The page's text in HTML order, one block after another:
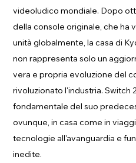
videoludico mondiale. Dopo
della console originale, che ha
unità globalmente, la casa di
non rappresenta solo un
vera e propria evoluzione del
rivoluzionato l'industria. Switch
fondamentale del suo
ovunque, in casa come in
tecnologie all'avanguardia e
inedite.